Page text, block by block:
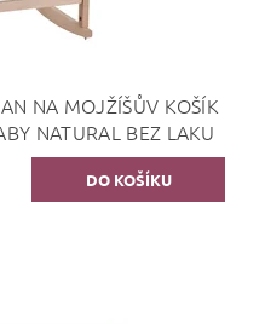
NA MOJŽÍŠŮV KOŠÍK
NATURAL BEZ LAKU